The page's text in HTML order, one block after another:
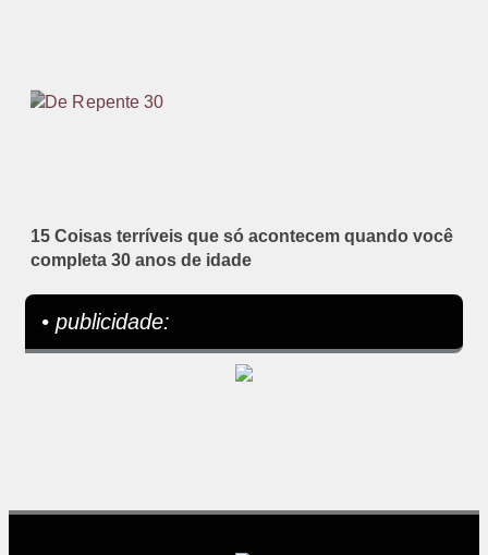
15 Coisas terríveis que só acontecem quando você
completa 30 anos de idade
• publicidade: